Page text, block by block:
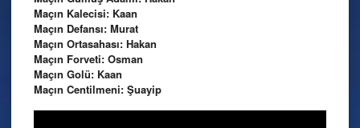
Maçın Kalecisi: Kaan
Maçın Defansı: Murat
Maçın Ortasahası: Hakan
Maçın Forveti: Osman
Maçın Golü: Kaan
Maçın Centilmeni: Şuayip